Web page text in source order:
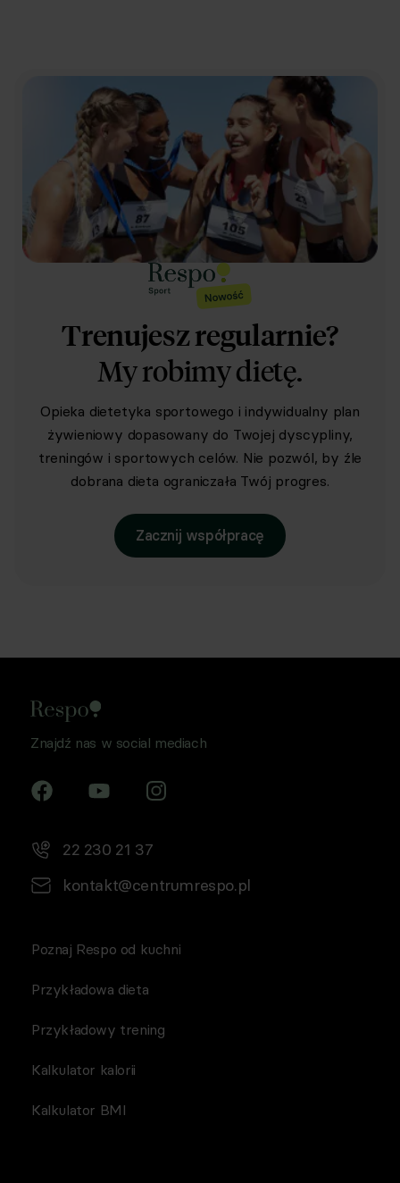
Trenujesz regularnie?
My robimy dietę.
Opieka dietetyka sportowego i indywidualny plan
żywieniowy dopasowany do Twojej dyscypliny,
treningów i sportowych celów. Nie pozwól, by źle
dobrana dieta ograniczała Twój progres.
Zacznij współpracę
Znajdź nas w social mediach
22 230 21 37
kontakt@centrumrespo.pl
Poznaj Respo od kuchni
Przykładowa dieta
Przykładowy trening
Kalkulator kalorii
Kalkulator BMI